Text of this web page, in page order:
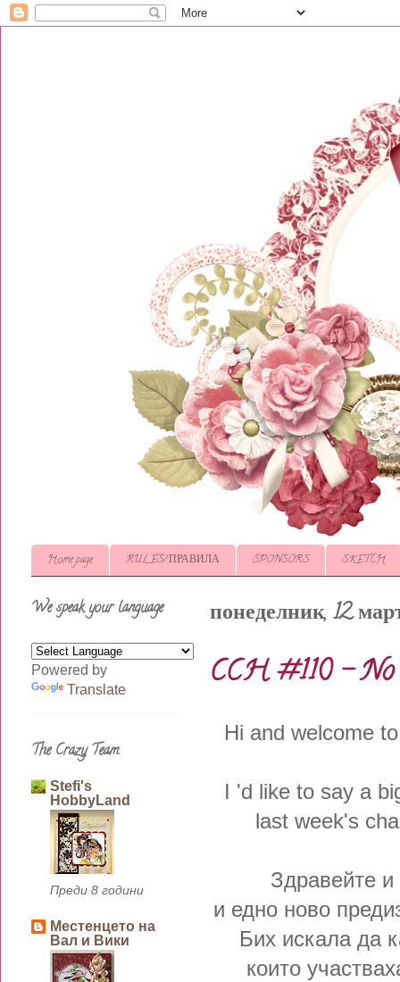
Home page RULES/ ПРАВИЛА SPONSORS SKETCH
понеделник, 12
CCH #110 - No
Hi and welcome
I 'd like to say a
last week's
Здравейте
и едно ново
Бих искала да
които
We speak your language
Powered by
Translate
The Crazy Team
Stefi's
HobbyLand
Преди 8 години
Местенцето на
Вал и Вики